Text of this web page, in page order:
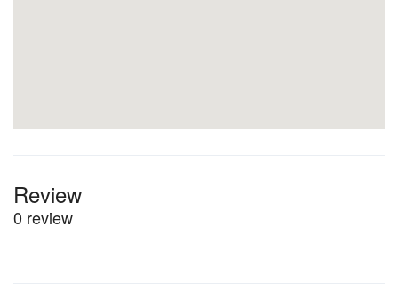
Review
0 review